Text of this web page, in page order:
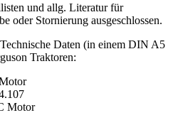
und allg. Literatur für
oder Stornierung ausgeschlossen.
Daten (in einem DIN A5
Traktoren:
Motor